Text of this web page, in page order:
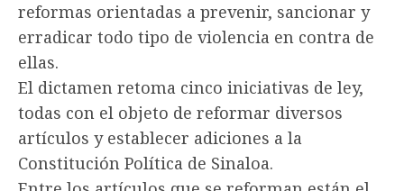
reformas orientadas a prevenir, sancionar y
erradicar todo tipo de violencia en contra de
ellas.
El dictamen retoma cinco iniciativas de ley,
todas con el objeto de reformar diversos
artículos y establecer adiciones a la
Constitución Política de Sinaloa.